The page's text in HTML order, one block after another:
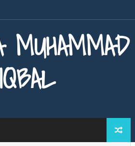
IQBAL